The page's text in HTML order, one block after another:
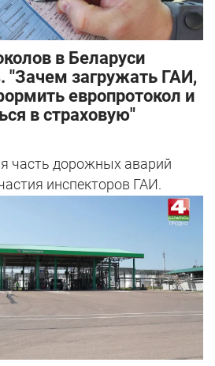
в Беларуси
"Зачем загружать ГАИ,
европротокол и
в страховую"
часть дорожных аварий
инспекторов ГАИ.